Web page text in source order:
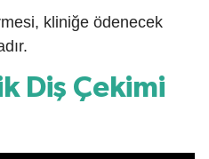
kliniğe ödenecek
Diş Çekimi